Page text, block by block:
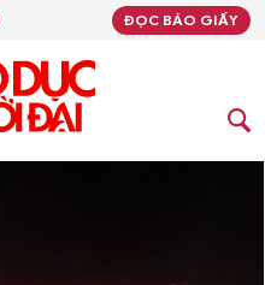
ĐỌC BÁO GIẤY